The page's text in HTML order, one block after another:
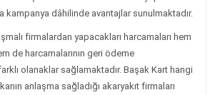
kampanya dâhilinde avantajlar sunulmaktadır.
firmalardan yapacakları harcamaları hem
de harcamalarının geri ödeme
olanaklar sağlamaktadır. Başak Kart hangi
anlaşma sağladığı akaryakıt firmaları